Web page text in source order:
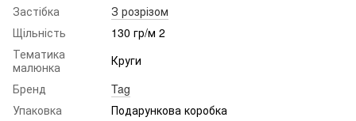
Застібка
З розрізом
Щільність
130 гр/м 2
Тематика
малюнка
Круги
Бренд
Tag
Упаковка
Подарункова коробка